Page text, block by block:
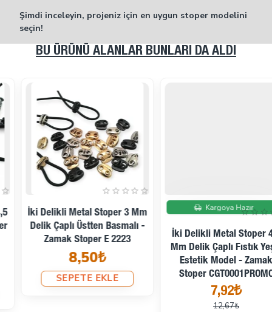
Şimdi inceleyin, projeniz için en uygun stoper modelini
seçin!
BU ÜRÜNÜ ALANLAR BUNLARI DA ALDI
İki Delikli Metal Stoper 3 Mm
Delik Çaplı Üstten Basmalı -
Zamak Stoper E 2223
8,50₺
SEPETE EKLE
İndirimde
Kargoya Hazır
İki Delikli Metal Stoper 4,5
Mm Delik Çaplı Fıstık Yeşili
Estetik Model - Zamak
Stoper CGT0001PROMO
7,92₺
12,67₺